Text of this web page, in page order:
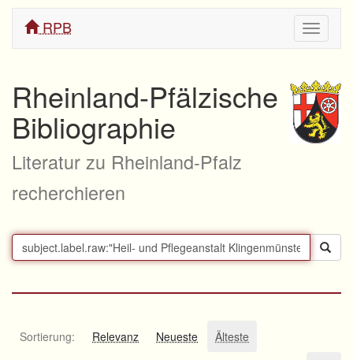
ein/
RPB
Rheinland-Pfälzische
Bibliographie
Literatur zu Rheinland-Pfalz
recherchieren
Sortierung: Relevanz Neueste
Älteste